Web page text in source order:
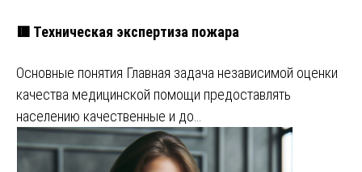
🟥 Техническая экспертиза пожара
Основные понятия Главная задача независимой оценки
качества медицинской помощи предоставлять
населению качественные и до…